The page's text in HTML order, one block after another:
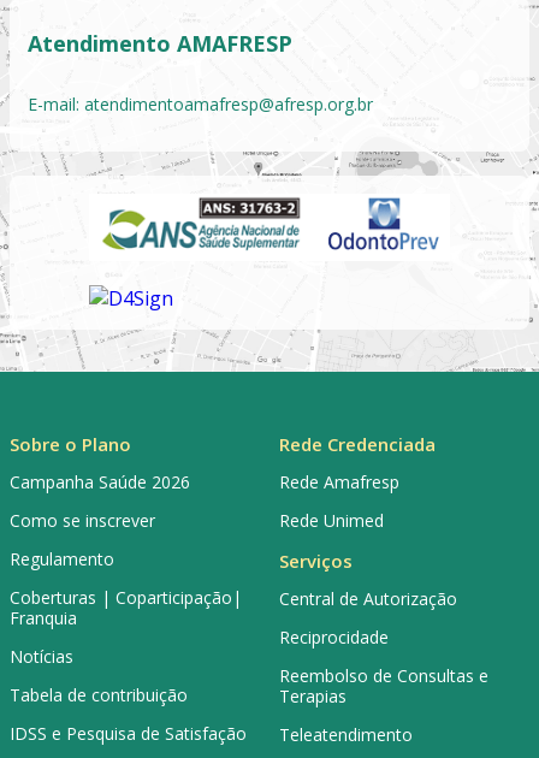
Atendimento AMAFRESP
E-mail: atendimentoamafresp@afresp.org.br
Sobre o Plano
Campanha Saúde 2026
Como se inscrever
Regulamento
Coberturas | Coparticipação|
Franquia
Notícias
Tabela de contribuição
IDSS e Pesquisa de Satisfação
Rede Credenciada
Rede Amafresp
Rede Unimed
Serviços
Central de Autorização
Reciprocidade
Reembolso de Consultas e
Terapias
Teleatendimento